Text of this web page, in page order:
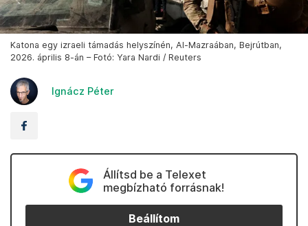
Katona egy izraeli támadás helyszínén, Al-Mazraában, Bejrútban,
2026. április 8-án – Fotó: Yara Nardi / Reuters
Ignácz Péter
Állítsd be a Telexet
megbízható forrásnak!
Beállítom